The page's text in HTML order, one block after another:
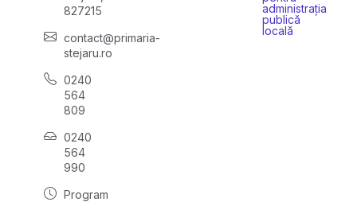
827215
contact@primaria-
stejaru.ro
0240
564
809
0240
564
990
Program
administrația
publică
locală